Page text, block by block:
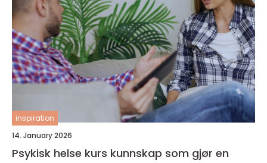
inspiration
14. January 2026
Psykisk helse kurs kunnskap som gjør en